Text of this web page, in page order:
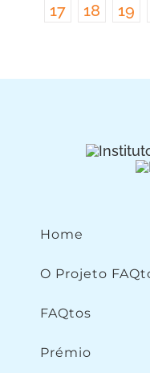
17
18 19
Home
O Projeto
FAQtos
Prémio